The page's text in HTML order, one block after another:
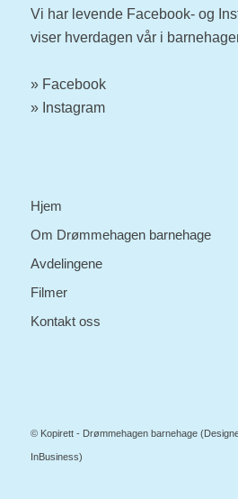
Vi har levende Facebook- og
viser hverdagen vår i
» Facebook
» Instagram
Hjem
Om Drømmehagen barnehage
Avdelingene
Filmer
Kontakt oss
© Kopirett - Drømmehagen barnehage
InBusiness)